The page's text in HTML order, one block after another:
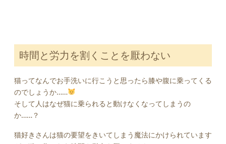
時間と労力を割くことを厭わない
猫ってなんでお手洗いに行こうと思ったら膝や腹に乗ってくる
のでしょうか……
そして人はなぜ猫に乗られると動けなくなってしまうの
か……？
猫好きさんは猫の要望をきいてしまう魔法にかけられています